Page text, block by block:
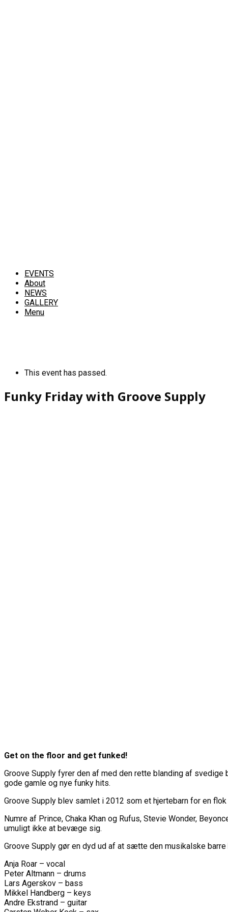
EVENTS
About
NEWS
GALLERY
Menu
This event has passed.
Funky Friday with Groove Supply
Get on the floor and get funked!
Groove Supply fyrer den af med den rette blanding af
gode gamle og nye funky hits.
Groove Supply blev samlet i 2012 som et hjertebarn for en
Numre af Prince, Chaka Khan og Rufus, Stevie Wonder,
umuligt ikke at bevæge sig.
Groove Supply gør en dyd ud af at sætte den musikalske
Anja Roar – vocal
Peter Altmann – drums
Lars Agerskov – bass
Mikkel Handberg – keys
Andre Ekstrand – guitar